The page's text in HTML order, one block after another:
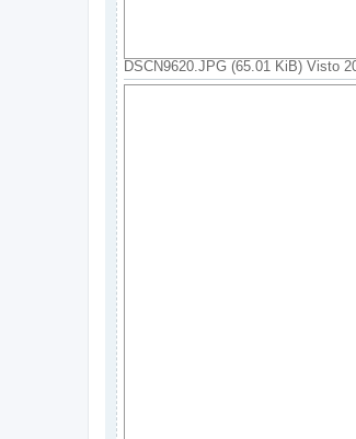
DSCN9620.JPG (65.01 KiB) Visto